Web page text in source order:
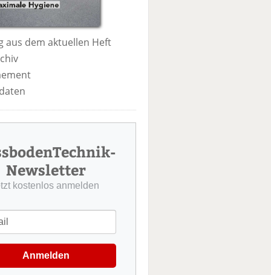
aus dem aktuellen Heft
Newsletter
kostenlos anmelden
Anmelden